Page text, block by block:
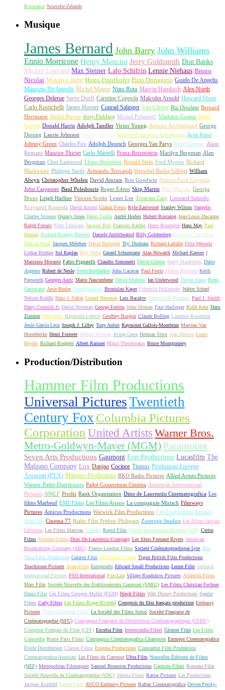
Roumanie Nouvelle-Zélande
Musique
James Bernard John Barry John Williams
Ennio Morricone Henry Mancini Jerry Goldsmith Don Banks
Michel Legrand Max Steiner Lalo Schifrin Lennie Niehaus Bruno
Nicolai Maurice Jarre Hugo Friedhofer Pino Donaggio Guido De Angelis
Maurizio De Angelis Michel Magne Nino Rota Marvin Hamlisch Alex North
Georges Delerue Steve Dorff Carmine Coppola Malcolm Arnold Howard Shore
Carlo Rustichelli James Horner Conrad Salinger Van Cleave Riz Ortolani Bernard
Herrmann André Previn Jerry Fielding Michel Polnareff Vladimir Cosma Snuff
Garrett Donald Harris Adolph Tandler Victor Young Antoine Archimbaud George
Duning Laurie Johnson Stanley Myers Angelo Francesco Lavagnino Artie Kane
Johnny Green Charles Fox Adolph Deutsch Georges Van Parys René Cloërec Alain
Romans Maurice Thiriet Carlo Martelli Franz Reizenstein Marilyn Bergman Alan
Bergman Clint Eastwood Elmer Bernstein Ronald Stein Fred Myrow Richard
Markowitz Philippe Sarde Armando Trovajoli Herschel Burke Gilbert William
Alwyn Christopher Whelen David Amram Ron Goodwin Francis Ford Coppola
John Carpenter Basil Poledouris Roger Edens Skip Martin Paul Misraki George
Bruns Leigh Harline Vincent Scotto Lester Lee Tristram Cary Leonard Salzedo
Krzysztof Komeda David Arnold Gianni Ferrio Kyle Eastwood Stanley Wilson Vangelis
Charles Strouse Quincy Jones Henri Crolla André Hodeir Hubert Rostaing Jean-Louis Ducarme
Ralph Ferraro Piero Umiliani Jacques Brel François Rauber Henri Bourtayre Hans May Paul
Dunlap Richard Rodney Bennett Daniele Amfitheatrof Billy Goldenberg Christian Chevallier
Martial Solal Jacques Métehen David Buttolph 'By' Dunham Richard LaSalle Fritz Wenneis
Lothar Brühne Sol Kaplan Roy Webb Gerard Schurmann Alan Howarth Michael Kamen f
Massimo Morante Fabio Pignatelli Claudio Simonetti David Gibson Harry Manfredini Dario
Argento Robert de Nesle Steve Boeddeker John Cacavas Paul Ferris Martin Böttcher Keith
Papworth Georges Auric Mario Nascimbene David Munrow Ian Underwood Trevor Jones Remi
Gassmann Artie Butler Franz Waxman Bronislau Kaper Friedrich Hollaender Walter Scharf
Nelson Riddle Hans J. Salter Lionel Newman Luis Bacalov François de Roubaix Paul J. Smith
Harry Connick Jr. David Newman George Fenton John Ottman Paul Haslinger Rolfe Kent Hans
Zimmer Peter Best Raymond Lefevre Geoffrey Burgon Claude Bolling Laurence Rosenthal
Jesús García Leoz Joseph J. Lilley Tony Aubin Raymond Gallois-Montbrun Marceau Van
Hoorebecke Henri Forterre Herbert Stothart Irving Gertz Herman Stein Jean Marion Louis
Beydts Richard Rodgers Albert Raisner Mikis Theodorakis Bruce Montgomery
Production/Distribution
Hammer Film Productions
Universal PicturesTwentieth
Century FoxColumbia Pictures
Corporation United Artists Warner Bros.
Metro-Goldwyn-Mayer (MGM) Paramount
Seven Arts Productions Gaumont Eon Productions Lucasfilm The
Malpaso Company Lux Danjaq Cocinor Titanus Produzioni Europee
Associati (PEA) Malpaso Productions RKO Radio Pictures Allied Artists Pictures
Warner-Pathé Distributors Pathé Consortium Cinéma American International
Pictures AMLF Prodis Rank Organisation Dino de Laurentiis Cinematografica Les
films Marbeuf EMI Films Les Films Ariane La compagnie Mirisch Filmways
Pictures Amicus Productions Warwick Film Productions Les Productions Artistes
Associés Cinema 77 Rialto Film Preben-Philipsen Zoetrope Studios Les Films Jacques
Leitienne Les Films Marceau Cinédis Rapid Film United International Pictures (UIP) Cerito
Films Mondex Films Dino De Laurentiis Company Les films Fernand Rivers American
Broadcasting Company (ABC) Franco London Films Societé Cinématographique Lyre Alta
Vista Film Production Galatea Film Les Films Corona Tigon British Film Productions
Touchstone Pictures Avala Film Europrodis Edward Small Productions Leone Film Selznick
International Pictures PSO International Fox-Lira Village Roadshow Pictures Atlántida Films
Mars Film Société Nouvelle des Établissements Gaumont (SNEG) Les Films Christian Fechner
Dania Film Les Films Georges Muller (FGM) Hawk Films Walt Disney Productions Specta
Films Cady Films Les Films Roger Richebé Comptoir du film français production Embassy
Pictures Transcontinental Films La Société des Films Sirius Société Française de
Cinématographie (SFC) Compagnie Française de Distribution Cinématographique (CFDC)
Comptoir Français du Film (CFF) Excelsa Film Intermondia Films Glomer Film Les Films
Concordia Rome Paris Films Compagnia Cinematografica Champion Emmepi Cinematografica
Étoile Distribution Clarion Films Enigma Productions Constantin Film Produktion
Cinematografica Associati Les Films du Carrosse Ultra Film Nouvelles Éditions de Films
(NEF) Metropolitan Filmexport Samuel Bronston Productions Capitole Films Romana Film
Société Nouvelle de Cinématographie (SNC) Valoria Films Rastar Pictures Les Productions
Jacques Roitfeld Jadran Film AVCO Embassy Pictures Rafran Cinematografica Devon/Persky-